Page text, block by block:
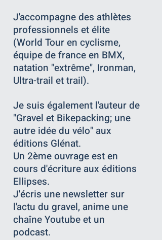
J'accompagne des athlètes
professionnels et élite
(World Tour en cyclisme,
équipe de france en BMX,
natation "extrême", Ironman,
Ultra-trail et trail).
Je suis également l'auteur de
"Gravel et Bikepacking; une
autre idée du vélo" aux
éditions Glénat.
Un 2èmeouvrage est en
cours d'écriture aux éditions
Ellipses.
J'écris une newsletter sur
l'actu du gravel, anime une
chaîne Youtube et un
podcast.